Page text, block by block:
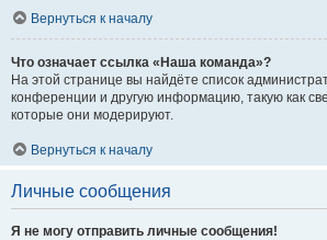
Вернуться к началу
Что означает ссылка «Наша команда»?
На этой странице вы найдёте список
конференции и другую информацию, такую как
которые они модерируют.
Вернуться к началу
Личные сообщения
Я не могу отправить личные сообщения!